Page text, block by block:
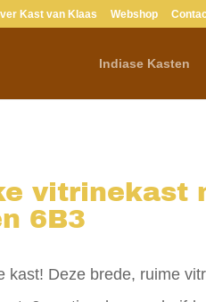
Kast van Klaas Webshop
Indiase Kasten
vitrinekast
6B3
kast! Deze brede, ruime